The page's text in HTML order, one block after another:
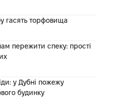
гасять торфовища
пережити спеку: прості
у Дубні пожежу
будинку